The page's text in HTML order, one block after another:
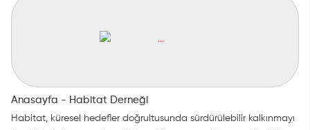
Anasayfa - Habitat Derneği
Habitat, küresel hedefler doğrultusunda sürdürülebilir kalkınmayı